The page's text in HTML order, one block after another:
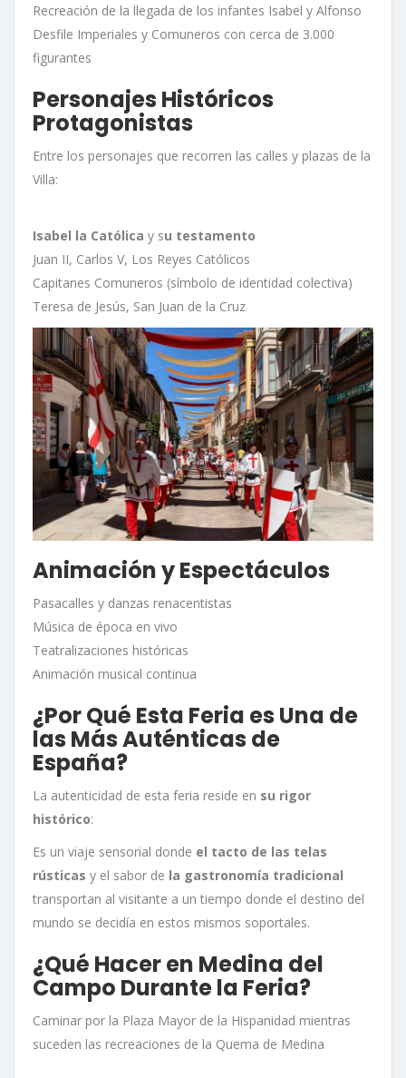
Recreación de la llegada de los infantes Isabel y Alfonso
Desfile Imperiales y Comuneros con cerca de 3.000
figurantes
Personajes Históricos
Protagonistas
Entre los personajes que recorren las calles y plazas de la
Villa:
Isabel la Católica y su testamento
Juan II, Carlos V, Los Reyes Católicos
Capitanes Comuneros (símbolo de identidad colectiva)
Teresa de Jesús, San Juan de la Cruz
Animación y Espectáculos
Pasacalles y danzas renacentistas
Música de época en vivo
Teatralizaciones históricas
Animación musical continua
¿Por Qué Esta Feria es Una de
las Más Auténticas de
España?
La autenticidad de esta feria reside en su rigor
histórico:
Es un viaje sensorial donde el tacto de las telas
rústicas y el sabor de la gastronomía tradicional
transportan al visitante a un tiempo donde el destino del
mundo se decidía en estos mismos soportales.
¿Qué Hacer en Medina del
Campo Durante la Feria?
Caminar por la Plaza Mayor de la Hispanidad mientras
suceden las recreaciones de la Quema de Medina